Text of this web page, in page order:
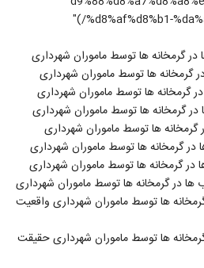
%d8%af%d8%b1-
گرمخانه‌ ها توسط ماموران شهرداری
ها توسط ماموران شهرداری
گرمخانه‌ ها توسط ماموران شهرداری
گرمخانه‌ ها توسط ماموران شهرداری
ها توسط ماموران شهرداری
گرمخانه‌ ها توسط ماموران شهرداری
گرمخانه‌ ها توسط ماموران شهرداری
در گرمخانه‌ ها توسط ماموران شهرداری
ها توسط ماموران شهرداری واقعیت
ها توسط ماموران شهرداری حقیقت